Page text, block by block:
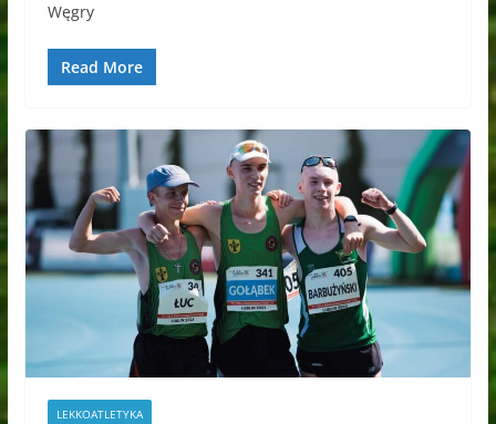
Węgry
Read More
LEKKOATLETYKA